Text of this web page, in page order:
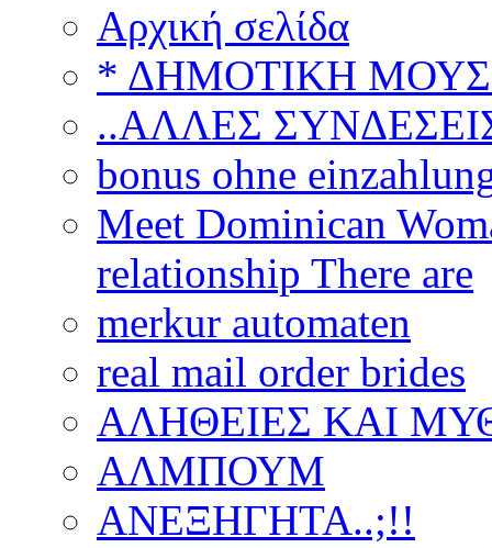
Αρχική σελίδα
* ΔΗΜΟΤΙΚΗ
..ΑΛΛΕΣ
bonus ohne
Meet Dominican
relationship There are
merkur automaten
real mail order brides
ΑΛΗΘΕΙΕΣ ΚΑΙ
ΑΛΜΠΟΥΜ
ΑΝΕΞΗΓΗΤΑ..;!!